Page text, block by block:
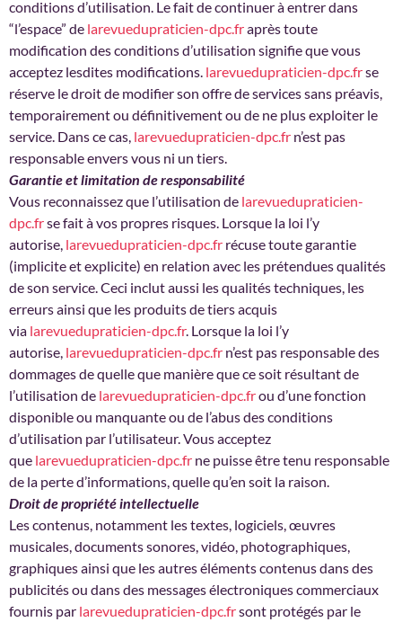
conditions d’utilisation. Le fait de continuer à entrer dans
“l’espace” de larevuedupraticien-dpc.fraprès toute
modification des conditions d’utilisation signifie que vous
acceptez lesdites modifications. larevuedupraticien-dpc.frse
réserve le droit de modifier son offre de services sans préavis,
temporairement ou définitivement ou de ne plus exploiter le
service. Dans ce cas, larevuedupraticien-dpc.fr n’est pas
responsable envers vous ni un tiers.
Garantie et limitation de responsabilité
Vous reconnaissez que l’utilisation de larevuedupraticien-
dpc.frse fait à vos propres risques. Lorsque la loi l’y
autorise, larevuedupraticien-dpc.fr récuse toute garantie
(implicite et explicite) en relation avec les prétendues qualités
de son service. Ceci inclut aussi les qualités techniques, les
erreurs ainsi que les produits de tiers acquis
via larevuedupraticien-dpc.fr. Lorsque la loi l’y
autorise, larevuedupraticien-dpc.fr n’est pas responsable des
dommages de quelle que manière que ce soit résultant de
l’utilisation de larevuedupraticien-dpc.frou d’une fonction
disponible ou manquante ou de l’abus des conditions
d’utilisation par l’utilisateur. Vous acceptez
que larevuedupraticien-dpc.fr ne puisse être tenu responsable
de la perte d’informations, quelle qu’en soit la raison.
Droit de propriété intellectuelle
Les contenus, notamment les textes, logiciels, œuvres
musicales, documents sonores, vidéo, photographiques,
graphiques ainsi que les autres éléments contenus dans des
publicités ou dans des messages électroniques commerciaux
fournis par larevuedupraticien-dpc.frsont protégés par le